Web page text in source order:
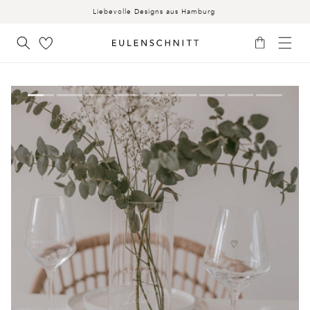
Liebevolle Designs aus Hamburg